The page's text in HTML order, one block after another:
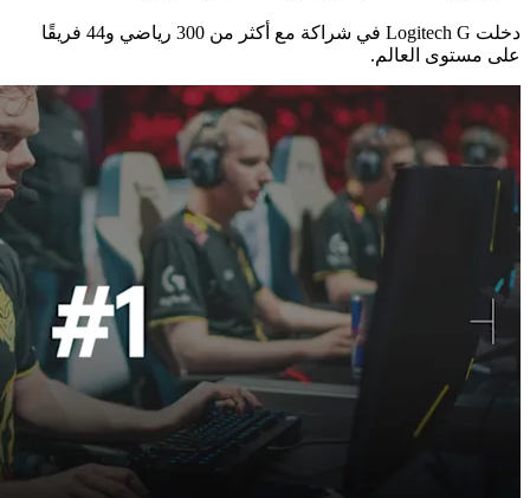
دخلت ‏Logitech G‏ في شراكة مع أكثر من 300 رياضي و44 فريقًا
على مستوى العالم.